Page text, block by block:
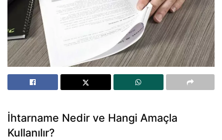
İhtarname Nedir ve Hangi Amaçla
Kullanılır?